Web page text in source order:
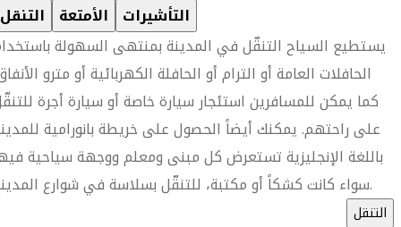
التنقل الأمتعة التأشيرات
يستطيع السياح التنقّل في المدينة بمنتهى السهولة
الحافلات العامة أو الترام أو الحافلة الكهربائية أو مترو
كما يمكن للمسافرين استئجار سيارة خاصة أو سيارة أجرة
على راحتهم. يمكنك أيضاً الحصول على خريطة بانورامية
باللغة الإنجليزية تستعرض كل مبنى ومعلم ووجهة سياحية
سواء كانت كشكاً أو مكتبة، للتنقّل بسلاسة في شوارع المدينة.
التنقل